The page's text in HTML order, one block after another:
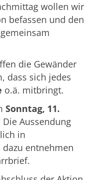
wollen wir
befassen und den
die Gewänder
dass sich jedes
o.ä. mitbringt.
Sonntag, 11.
Die Aussendung
in
entnehmen